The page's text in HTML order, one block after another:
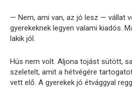
— Nem, ami van, az jó lesz — vállat
gyerekeknek legyen valami kiadós.
lakik jól.
Hús nem volt. Aljona tojást sütött,
szeletelt, amit a hétvégére
vett elő. A gyerekek jó étvággyal